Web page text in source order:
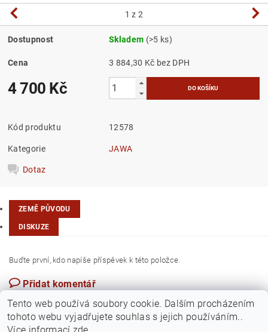
1 z 2
Dostupnost Skladem (>5 ks)
Cena 3 884,30 Kč bez DPH
4 700 Kč
Kód produktu 12578
Kategorie JAWA
Dotaz
ZEMĚ PŮVODU
DISKUZE
Buďte první, kdo napíše příspěvek k této položce.
Přidat komentář
Tento web používá soubory cookie. Dalším procházením
tohoto webu vyjadřujete souhlas s jejich používáním..